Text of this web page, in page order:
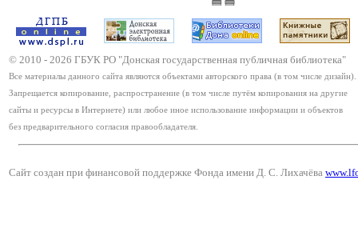
© 2010 - 2026 ГБУК РО "Донская государственная публичная библиотека"
Все материалы данного сайта являются объектами авторского права (в том числе дизайн).
Запрещается копирование, распространение (в том числе путём копирования на другие
сайты и ресурсы в Интернете) или любое иное использование информации и объектов
без предварительного согласия правообладателя.
Сайт создан при финансовой поддержке Фонда имени Д. С. Лихачёва